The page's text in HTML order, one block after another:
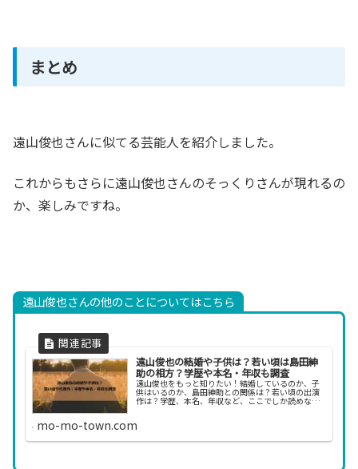
まとめ
遠山俊也さんに似てる芸能人を紹介しました。
これからもさらに遠山俊也さんのそっくりさんが現れるの
か、楽しみですね。
遠山俊也さんの他のことについてはこちら
遠山俊也の結婚や子供は？若い頃は島田紳
助の相方？学歴や本名・年収も調査
遠山俊也をもっと知りたい！結婚しているのか、子
供はいるのか、島田紳助との関係は？若い頃の出演
作は？学歴、本名、年収など、ここでしか読めない
mo-mo-town.com